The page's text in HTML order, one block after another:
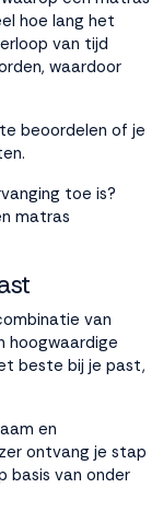
hoe lang het
van tijd
waardoor
beoordelen of je
toe is?
matras
van
hoogwaardige
beste bij je past,
en
ontvang je stap
basis van onder